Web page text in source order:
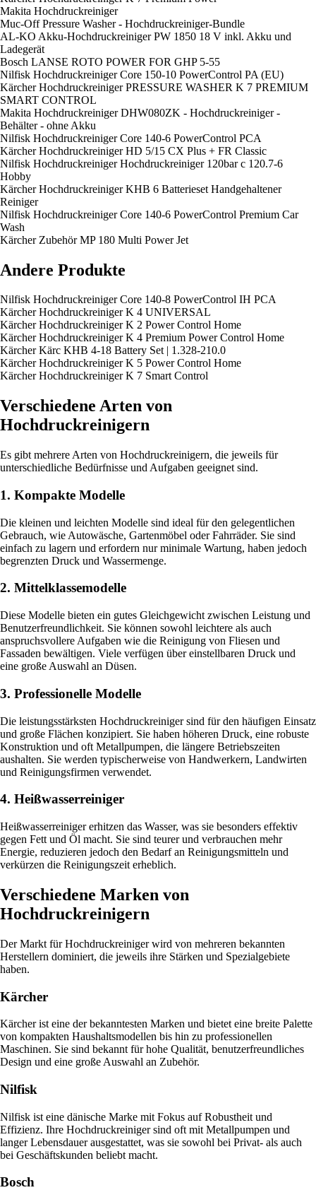
Makita Hochdruckreiniger
Muc-Off Pressure Washer - Hochdruckreiniger-Bundle
AL-KO Akku-Hochdruckreiniger PW 1850 18 V inkl. Akku und
Ladegerät
Bosch LANSE ROTO POWER FOR GHP 5-55
Nilfisk Hochdruckreiniger Core 150-10 PowerControl PA (EU)
Kärcher Hochdruckreiniger PRESSURE WASHER K 7 PREMIUM
SMART CONTROL
Makita Hochdruckreiniger DHW080ZK - Hochdruckreiniger -
Behälter - ohne Akku
Nilfisk Hochdruckreiniger Core 140-6 PowerControl PCA
Kärcher Hochdruckreiniger HD 5/15 CX Plus + FR Classic
Nilfisk Hochdruckreiniger Hochdruckreiniger 120bar c 120.7-6
Hobby
Kärcher Hochdruckreiniger KHB 6 Batterieset Handgehaltener
Reiniger
Nilfisk Hochdruckreiniger Core 140-6 PowerControl Premium Car
Wash
Kärcher Zubehör MP 180 Multi Power Jet
Andere Produkte
Nilfisk Hochdruckreiniger Core 140-8 PowerControl IH PCA
Kärcher Hochdruckreiniger K 4 UNIVERSAL
Kärcher Hochdruckreiniger K 2 Power Control Home
Kärcher Hochdruckreiniger K 4 Premium Power Control Home
Kärcher Kärc KHB 4-18 Battery Set | 1.328-210.0
Kärcher Hochdruckreiniger K 5 Power Control Home
Kärcher Hochdruckreiniger K 7 Smart Control
Verschiedene Arten von
Hochdruckreinigern
Es gibt mehrere Arten von Hochdruckreinigern, die jeweils für
unterschiedliche Bedürfnisse und Aufgaben geeignet sind.
1. Kompakte Modelle
Die kleinen und leichten Modelle sind ideal für den gelegentlichen
Gebrauch, wie Autowäsche, Gartenmöbel oder Fahrräder. Sie sind
einfach zu lagern und erfordern nur minimale Wartung, haben jedoch
begrenzten Druck und Wassermenge.
2. Mittelklassemodelle
Diese Modelle bieten ein gutes Gleichgewicht zwischen Leistung und
Benutzerfreundlichkeit. Sie können sowohl leichtere als auch
anspruchsvollere Aufgaben wie die Reinigung von Fliesen und
Fassaden bewältigen. Viele verfügen über einstellbaren Druck und
eine große Auswahl an Düsen.
3. Professionelle Modelle
Die leistungsstärksten Hochdruckreiniger sind für den häufigen Einsatz
und große Flächen konzipiert. Sie haben höheren Druck, eine robuste
Konstruktion und oft Metallpumpen, die längere Betriebszeiten
aushalten. Sie werden typischerweise von Handwerkern, Landwirten
und Reinigungsfirmen verwendet.
4. Heißwasserreiniger
Heißwasserreiniger erhitzen das Wasser, was sie besonders effektiv
gegen Fett und Öl macht. Sie sind teurer und verbrauchen mehr
Energie, reduzieren jedoch den Bedarf an Reinigungsmitteln und
verkürzen die Reinigungszeit erheblich.
Verschiedene Marken von
Hochdruckreinigern
Der Markt für Hochdruckreiniger wird von mehreren bekannten
Herstellern dominiert, die jeweils ihre Stärken und Spezialgebiete
haben.
Kärcher
Kärcher ist eine der bekanntesten Marken und bietet eine breite Palette
von kompakten Haushaltsmodellen bis hin zu professionellen
Maschinen. Sie sind bekannt für hohe Qualität, benutzerfreundliches
Design und eine große Auswahl an Zubehör.
Nilfisk
Nilfisk ist eine dänische Marke mit Fokus auf Robustheit und
Effizienz. Ihre Hochdruckreiniger sind oft mit Metallpumpen und
langer Lebensdauer ausgestattet, was sie sowohl bei Privat- als auch
bei Geschäftskunden beliebt macht.
Bosch